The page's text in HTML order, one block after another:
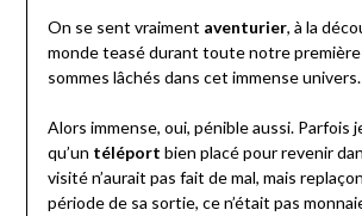
On se sent vraiment aventurier, à la
monde teasé durant toute notre
sommes lâchés dans cet immense univers.
Alors immense, oui, pénible aussi. Parfois
qu’un téléport bien placé pour revenir
visité n’aurait pas fait de mal, mais
période de sa sortie, ce n’était pas